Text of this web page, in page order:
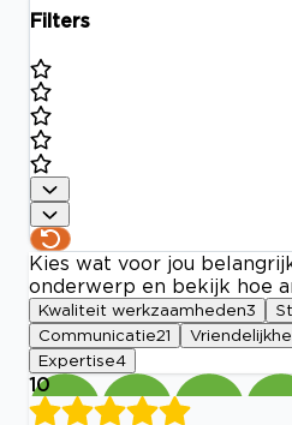
Filters
Kies wat voor jou
onderwerp en bekijk hoe
Kwaliteit werkzaamheden3
Communicatie21
Expertise4
10